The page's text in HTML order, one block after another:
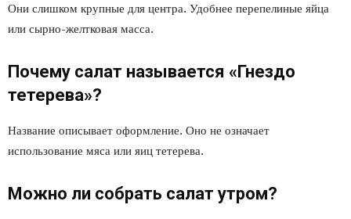
Они слишком крупные для центра. Удобнее перепелиные яйца
или сырно-желтковая масса.
Почему салат называется «Гнездо
тетерева»?
Название описывает оформление. Оно не означает
использование мяса или яиц тетерева.
Можно ли собрать салат утром?